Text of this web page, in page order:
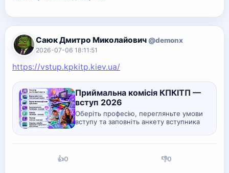
Саюк Дмитро Миколайович @demonx
2026-07-06 18:11:51
https://vstup.kpkitp.kiev.ua/
Приймальна комісія КПКІТП —
вступ 2026
Оберіть професію, перегляньте умови
вступу та заповніть анкету вступника
👍0 👎0